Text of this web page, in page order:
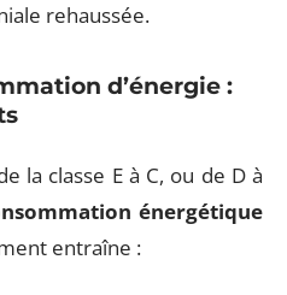
rehaussée.
d’énergie :
la classe E à C, ou de D à
énergétique
entraîne :